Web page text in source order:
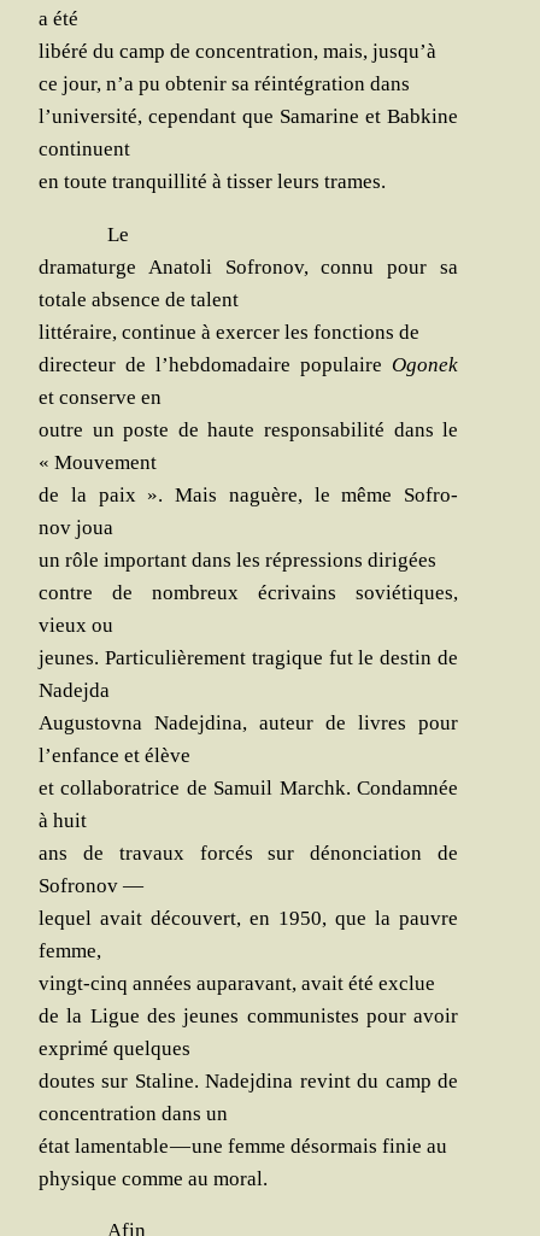
a été
libé­ré du camp de concen­tra­tion, mais, jusqu’à
ce jour, n’a pu obte­nir sa réin­té­gra­tion dans
l’université, cepen­dant que Sama­rine et Bab­kine
continuent
en toute tran­quilli­té à tis­ser leurs trames.
Le
dra­ma­turge Ana­to­li Sofro­nov, connu pour sa
totale absence de talent
lit­té­raire, conti­nue à exer­cer les fonc­tions de
direc­teur de l’hebdomadaire popu­laireOgo­nek
et conserve en
outre un poste de haute res­pon­sa­bi­li­té dans le
« Mouvement
de la paix ». Mais naguère, le même Sofro­
nov joua
un rôle impor­tant dans les répres­sions dirigées
contre de nom­breux écri­vains sovié­tiques,
vieux ou
jeunes. Par­ti­cu­liè­re­ment tra­gique fut le des­tin de
Nadejda
Augus­tov­na Nade­j­di­na, auteur de livres pour
l’enfance et élève
et col­la­bo­ra­trice de Samuil Mar­chk. Condam­née
à huit
ans de tra­vaux for­cés sur dénon­cia­tion de
Sofronov —
lequel avait décou­vert, en 1950, que la pauvre
femme,
vingt-cinq années aupa­ra­vant, avait été exclue
de la Ligue des jeunes com­mu­nistes pour avoir
expri­mé quelques
doutes sur Sta­line. Nade­j­di­na revint du camp de
concen­tra­tion dans un
état lamen­table — une femme désor­mais finie au
phy­sique comme au moral.
Afin